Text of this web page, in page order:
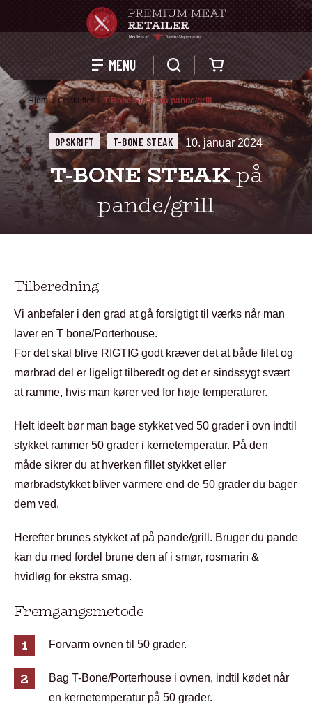
MENU
Hjem Opskrifter T-Bone Steak på pande/grill
OPSKRIFT T-BONE STEAK 10. januar 2024
T-BONE STEAKpå
pande/grill
Tilberedning
Vi anbefaler i den grad at gå forsigtigt til værks når man
laver en T bone/Porterhouse.
For det skal blive RIGTIG godt kræver det at både filet og
mørbrad del er ligeligt tilberedt og det er sindssygt svært
at ramme, hvis man kører ved for høje temperaturer.
Helt ideelt bør man bage stykket ved 50 grader i ovn indtil
stykket rammer 50 grader i kernetemperatur. På den
måde sikrer du at hverken fillet stykket eller
mørbradstykket bliver varmere end de 50 grader du bager
dem ved.
Herefter brunes stykket af på pande/grill. Bruger du pande
kan du med fordel brune den af i smør, rosmarin &
hvidløg for ekstra smag.
Fremgangsmetode
Forvarm ovnen til 50 grader.
Bag T-Bone/Porterhouse i ovnen, indtil kødet når
en kernetemperatur på 50 grader.